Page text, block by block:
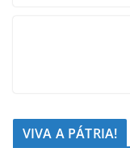
VIVA A PÁTRIA!